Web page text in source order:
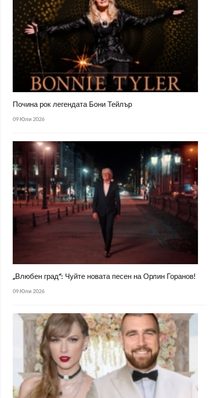
Почина рок легендата Бони Тейлър
09 Юли 2026
„Влюбен град“: Чуйте новата песен на Орлин Горанов!
09 Юли 2026